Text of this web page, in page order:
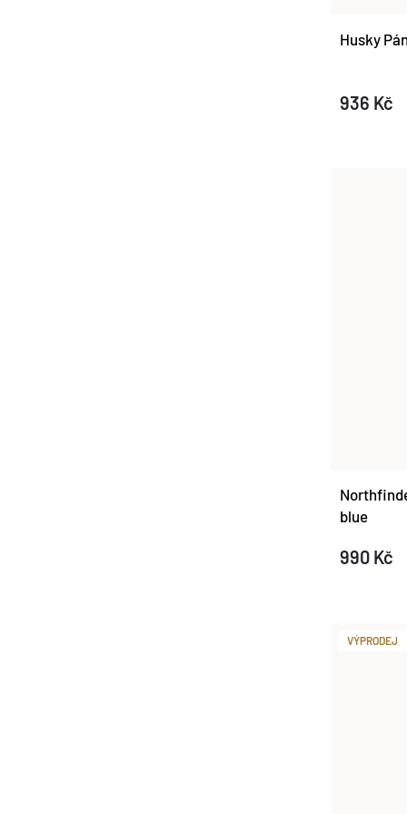
Husky
936 Kč
blue
990 Kč
VÝPRODEJ